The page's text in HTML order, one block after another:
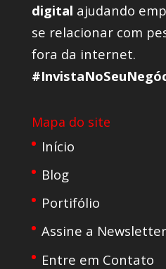
digital ajudando
se relacionar com
fora da internet.
Mapa do site
Início
Blog
Portifólio
Assine a Newsletter
Entre em Contato